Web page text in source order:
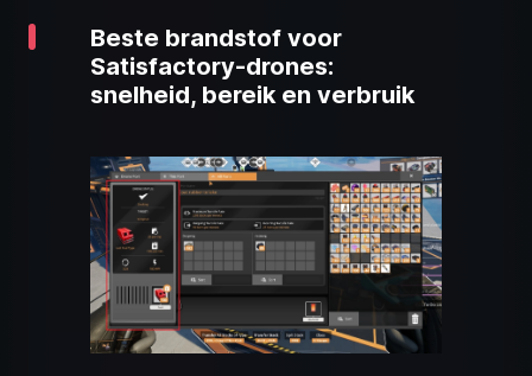
Beste brandstof voor
Satisfactory-drones:
snelheid, bereik en verbruik